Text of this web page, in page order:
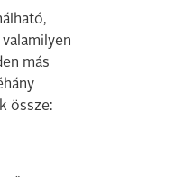
más
össze: